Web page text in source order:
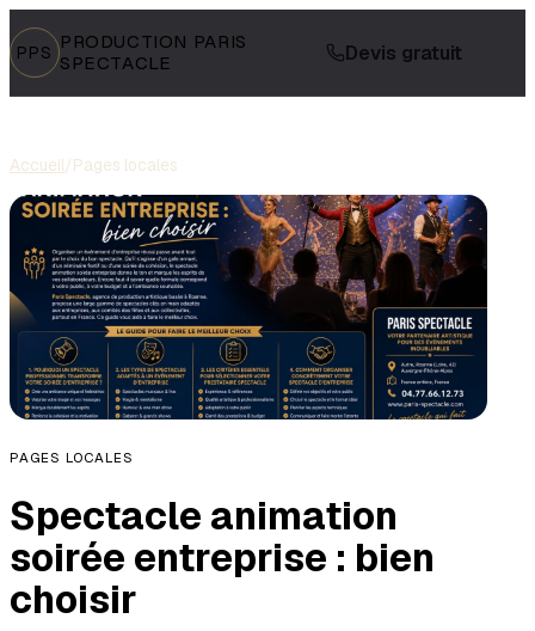
PPS PRODUCTION PARIS
SPECTACLE
Devis gratuit
Accueil/Pages locales
PAGES LOCALES
Spectacle animation
soirée entreprise : bien
choisir